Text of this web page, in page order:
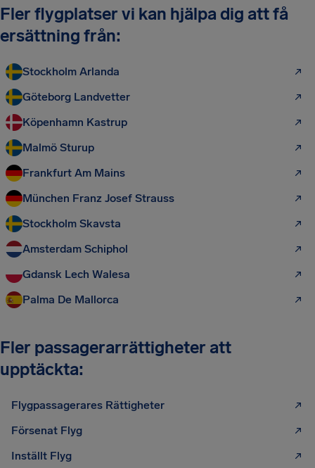
Fler flygplatser vi kan hjälpa dig att få
ersättning från:
Stockholm Arlanda
Göteborg Landvetter
Köpenhamn Kastrup
Malmö Sturup
Frankfurt Am Mains
München Franz Josef Strauss
Stockholm Skavsta
Amsterdam Schiphol
Gdansk Lech Walesa
Palma De Mallorca
Fler passagerarrättigheter att
upptäckta:
Flygpassagerares Rättigheter
Försenat Flyg
Inställt Flyg